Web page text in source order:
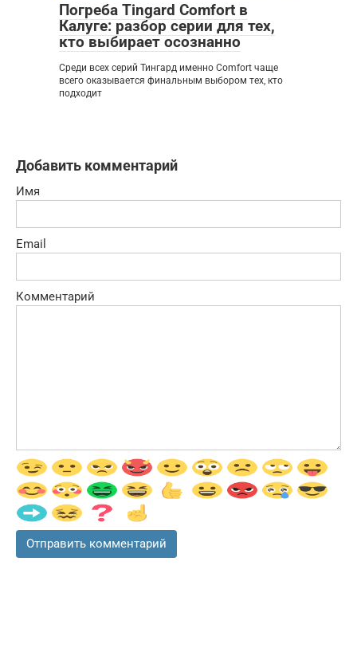
Погреба Tingard Comfort в
Калуге: разбор серии для тех,
кто выбирает осознанно
Среди всех серий Тингард именно Comfort чаще
всего оказывается финальным выбором тех, кто
подходит
Добавить комментарий
Имя
Email
Комментарий